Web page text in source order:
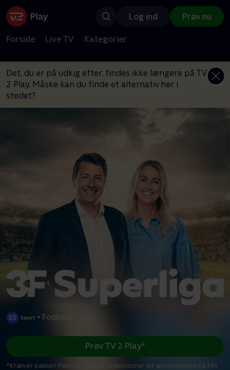
Log ind Prøv nu
Forside Live TV Kategorier
Det, du er på udkig efter, findes ikke længere på TV
2 Play. Måske kan du finde et alternativ her i
stedet?
• Fodbold
Prøv TV 2 Play*
*Kræver pakken Favorit + Sport. Administrer dit abonnement på Mit